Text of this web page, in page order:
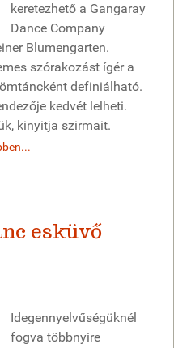
keretezhető a Gangaray
Dance Company
Blumengarten.
szórakozást ígér a
definiálható.
kedvét lelheti.
kinyitja szirmait.
esküvő
Idegennyelvűségüknél
fogva többnyire